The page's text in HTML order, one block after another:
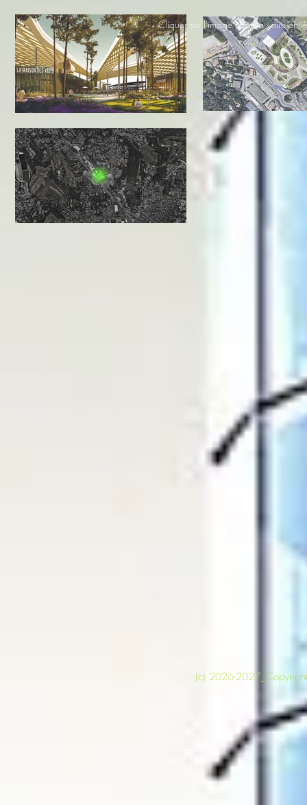
Cliquer sur l'image pour la voire
(c) 2026-2027_Copyright